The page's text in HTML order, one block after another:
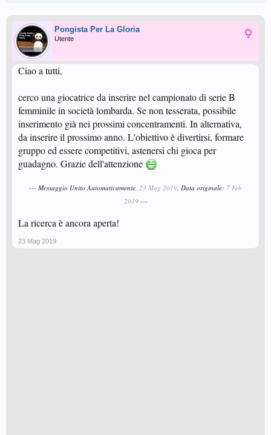
Pongista Per La Gloria
Utente
Ciao a tutti,
cerco una giocatrice da inserire nel campionato di serie B
femminile in società lombarda. Se non tesserata, possibile
inserimento già nei prossimi concentramenti. In alternativa,
da inserire il prossimo anno. L'obiettivo è divertirsi, formare
gruppo ed essere competitivi, astenersi chi gioca per
guadagno. Grazie dell'attenzione
--- Messaggio Unito Automaticamente, 23 Mag 2019, Data originale: 7 Feb
2019---
La ricerca è ancora aperta!
23 Mag 2019